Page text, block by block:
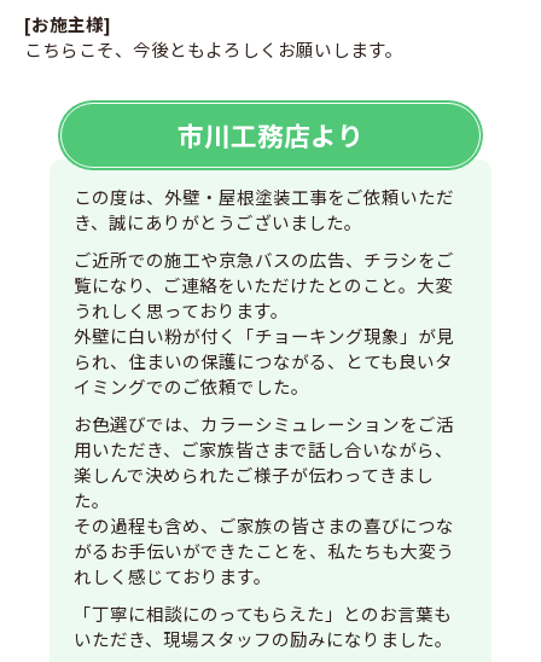
[お施主様]
こちらこそ、今後ともよろしくお願いします。
市川工務店より
この度は、外壁・屋根塗装工事をご依頼いただ
き、誠にありがとうございました。
ご近所での施工や京急バスの広告、チラシをご
覧になり、ご連絡をいただけたとのこと。大変
うれしく思っております。
外壁に白い粉が付く「チョーキング現象」が見
られ、住まいの保護につながる、とても良いタ
イミングでのご依頼でした。
お色選びでは、カラーシミュレーションをご活
用いただき、ご家族皆さまで話し合いながら、
楽しんで決められたご様子が伝わってきまし
た。
その過程も含め、ご家族の皆さまの喜びにつな
がるお手伝いができたことを、私たちも大変う
れしく感じております。
「丁寧に相談にのってもらえた」とのお言葉も
いただき、現場スタッフの励みになりました。